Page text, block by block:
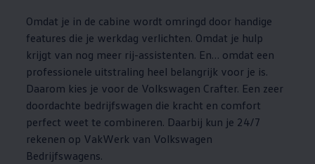
Omdat je in de cabine wordt omringd door handige
features die je werkdag verlichten. Omdat je hulp
krijgt van nog meer rij-assistenten. En… omdat een
professionele uitstraling heel belangrijk voor je is.
Daarom kies je voor de Volkswagen Crafter. Een zeer
doordachte bedrijfswagen die kracht en comfort
perfect weet te combineren. Daarbij kun je 24/7
rekenen op VakWerk van Volkswagen
Bedrijfswagens.